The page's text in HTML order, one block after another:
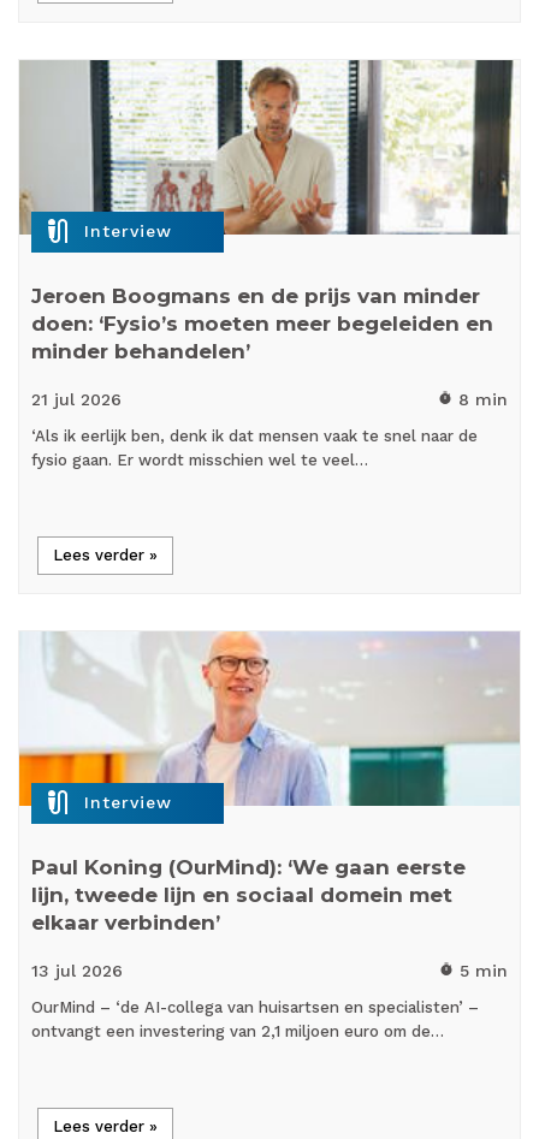
mic_external_on Interview
Jeroen Boogmans en de prijs van minder
doen: ‘Fysio’s moeten meer begeleiden en
minder behandelen’
21 jul 2026 timer 8 min
‘Als ik eerlijk ben, denk ik dat mensen vaak te snel naar de
fysio gaan. Er wordt misschien wel te veel…
Lees verder »
mic_external_on Interview
Paul Koning (OurMind): ‘We gaan eerste
lijn, tweede lijn en sociaal domein met
elkaar verbinden’
13 jul 2026 timer 5 min
OurMind – ‘de AI-collega van huisartsen en specialisten’ –
ontvangt een investering van 2,1 miljoen euro om de…
Lees verder »